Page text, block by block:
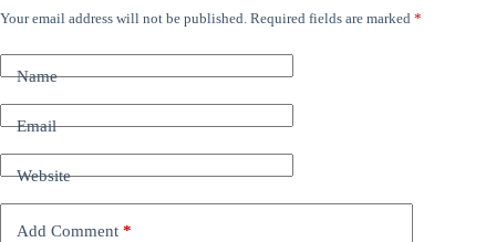
Your email address will not be published. Required fields are marked *
Name
Email
Website
Add Comment *